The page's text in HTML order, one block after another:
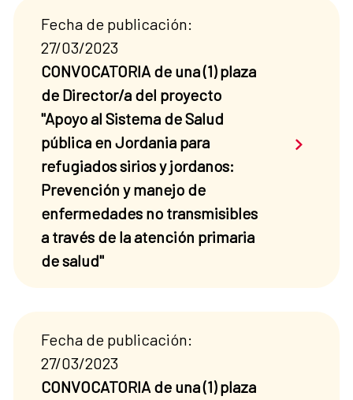
Fecha de publicación:
27/03/2023
CONVOCATORIA de una (1) plaza
de Director/a del proyecto
"Apoyo al Sistema de Salud
pública en Jordania para
refugiados sirios y jordanos:
Prevención y manejo de
enfermedades no transmisibles
a través de la atención primaria
de salud"
Saber
Fecha de publicación:
27/03/2023
CONVOCATORIA de una (1) plaza